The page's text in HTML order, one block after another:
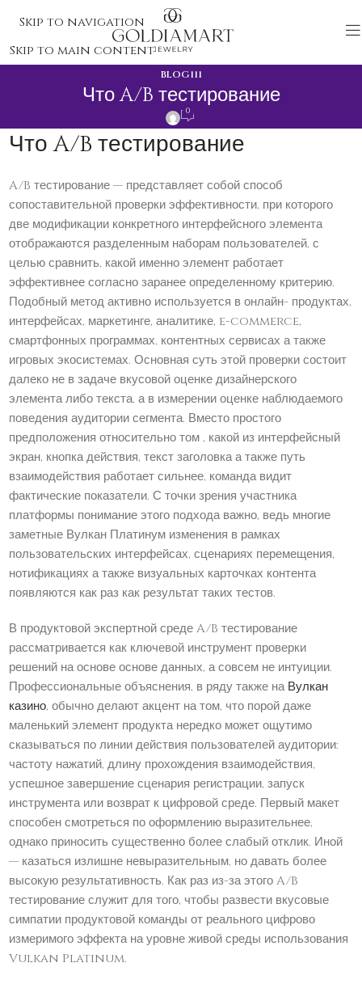
Skip to navigation
Skip to main content
BLOG111
Что A/B тестирование
0
Что A/B тестирование
A/B тестирование — представляет собой способ
сопоставительной проверки эффективности, при которого
две модификации конкретного интерфейсного элемента
отображаются разделенным наборам пользователей, с
целью сравнить, какой именно элемент работает
эффективнее согласно заранее определенному критерию.
Подобный метод активно используется в онлайн- продуктах,
интерфейсах, маркетинге, аналитике, e-commerce,
смартфонных программах, контентных сервисах а также
игровых экосистемах. Основная суть этой проверки состоит
далеко не в задаче вкусовой оценке дизайнерского
элемента либо текста, а в измерении оценке наблюдаемого
поведения аудитории сегмента. Вместо простого
предположения относительно том , какой из интерфейсный
экран, кнопка действия, текст заголовка а также путь
взаимодействия работает сильнее, команда видит
фактические показатели. С точки зрения участника
платформы понимание этого подхода важно, ведь многие
заметные Вулкан Платинум изменения в рамках
пользовательских интерфейсах, сценариях перемещения,
нотификациях а также визуальных карточках контента
появляются как раз как результат таких тестов.
В продуктовой экспертной среде A/B тестирование
рассматривается как ключевой инструмент проверки
решений на основе основе данных, а совсем не интуиции.
Профессиональные объяснения, в ряду также наВулкан
казино, обычно делают акцент на том, что порой даже
маленький элемент продукта нередко может ощутимо
сказываться по линии действия пользователей аудитории:
частоту нажатий, длину прохождения взаимодействия,
успешное завершение сценария регистрации, запуск
инструмента или возврат к цифровой среде. Первый макет
способен смотреться по оформлению выразительнее,
однако приносить существенно более слабый отклик. Иной
— казаться излишне невыразительным, но давать более
высокую результативность. Как раз из-за этого A/B
тестирование служит для того, чтобы развести вкусовые
симпатии продуктовой команды от реального цифрово
измеримого эффекта на уровне живой среды использования
Vulkan Platinum.